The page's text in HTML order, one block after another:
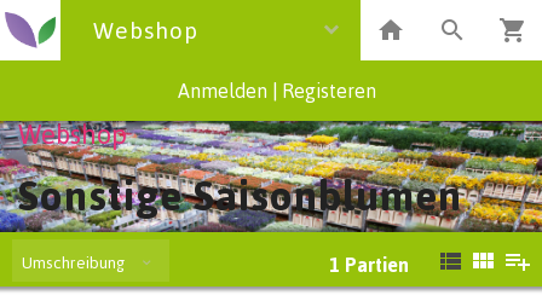
Webshop
Anmelden Registeren
Webshop
Sonstige Saisonblumen
Umschreibung 1 Partien